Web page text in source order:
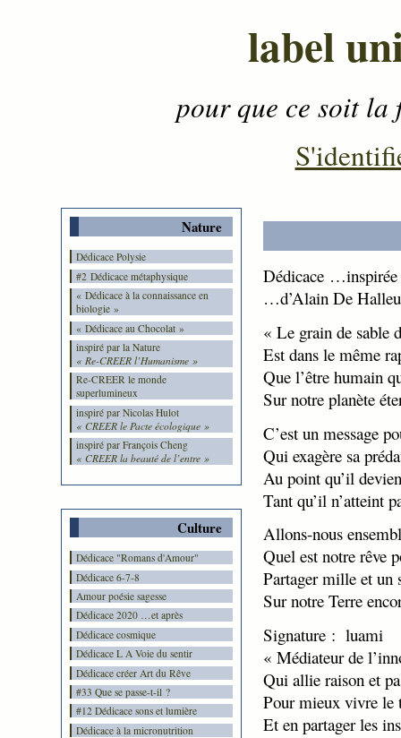
label
pour que ce soit
Nature
Dédicace Polysie
#2 Dédicace métaphysique
« Dédicace à la connaissance en
biologie »
« Dédicace au Chocolat »
inspiré par la Nature
« Re-CREER l’Humanisme »
Re-CREER le monde
superlumineux
inspiré par Nicolas Hulot
« CREER le Pacte écologique »
inspiré par François Cheng
« CREER la beauté de l’entre »
Culture
Dédicace "Romans d'Amour"
Dédicace 6-7-8
Amour poésie sagesse
Dédicace 2020 …et après
Dédicace cosmique
Dédicace L A Voie du sentir
Dédicace créer Art du Rêve
#33 Que se passe-t-il ?
#12 Dédicace sons et lumière
Dédicace à la micronutrition
Dédicace …inspirée
…d’Alain De
« Le grain de sable
Est dans le même
Que l’être humain
Sur notre planète
C’est un message
Qui exagère sa
Au point qu’il
Tant qu’il n’atteint
Allons-nous
Quel est notre rêve
Partager mille et un
Sur notre Terre
Signature : luami
« Médiateur de
Qui allie raison et
Pour mieux vivre le
Et en partager les